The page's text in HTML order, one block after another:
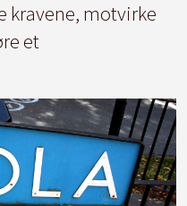
kravene, motvirke
et